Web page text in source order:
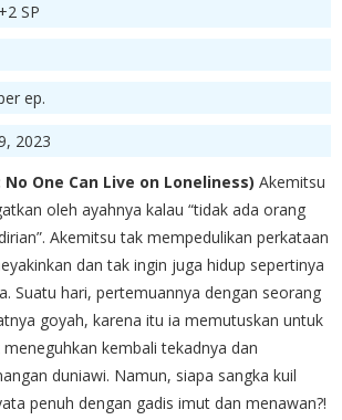
SP
ep.
2023
One Can Live on Loneliness) Akemitsu
oleh ayahnya kalau “tidak ada orang
Akemitsu tak mempedulikan perkataan
dan tak ingin juga hidup sepertinya
Suatu hari, pertemuannya dengan seorang
goyah, karena itu ia memutuskan untuk
kembali tekadnya dan
duniawi. Namun, siapa sangka kuil
penuh dengan gadis imut dan menawan?!